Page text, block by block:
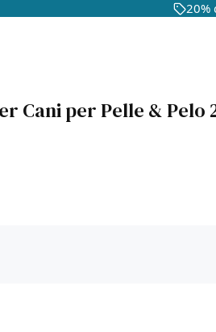
20%
Cani per Pelle & Pelo